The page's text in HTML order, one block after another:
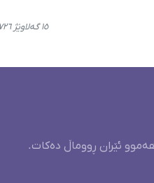
١٥ گەلاوێژ ٢٧٢٦، ١٣:٤١
ئێران ڕووماڵ دەکات.